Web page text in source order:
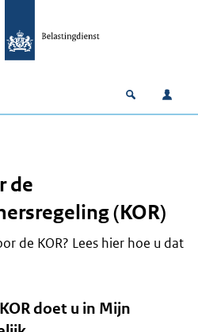
Open
de
(KOR)
de KOR? Lees hier hoe u dat
doet u in Mijn